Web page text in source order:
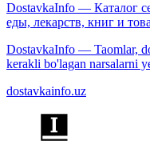
DostavkaInfo — Каталог
еды, лекарств, книг и
DostavkaInfo — Taomlar,
kerakli bo'lagan narsalarni
dostavkainfo.uz